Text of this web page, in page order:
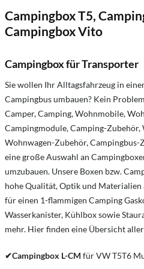
Campingbox T5,
Campingbox Vito
Campingbox für Transporter
Sie wollen Ihr Alltagsfahrzeug in
Campingbus umbauen? Kein
Camper, Camping, Wohnmobile,
Campingmodule, Camping-
Wohnwagen-Zubehör, Campingbus-
eine große Auswahl an
umzubauen. Unsere Boxen bzw.
hohe Qualität, Optik und Materialien
für einen 1-flammigen Camping
Wasserkanister, Kühlbox sowie
mehr. Hier finden eine Übersicht
✔Campingbox L-CM für VW T5T6